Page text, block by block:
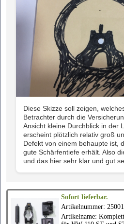
Diese Skizze soll zeigen,
Betrachter durch die
Ansicht kleine Durchblick in der
erscheint plötzlich relativ groß
Defekt von einem behaupte ist,
gute Schärfentiefe erhält. Also
und das hier sehr klar und gut
Sofort lieferbar.
Artikelnummer:
Artikelname: